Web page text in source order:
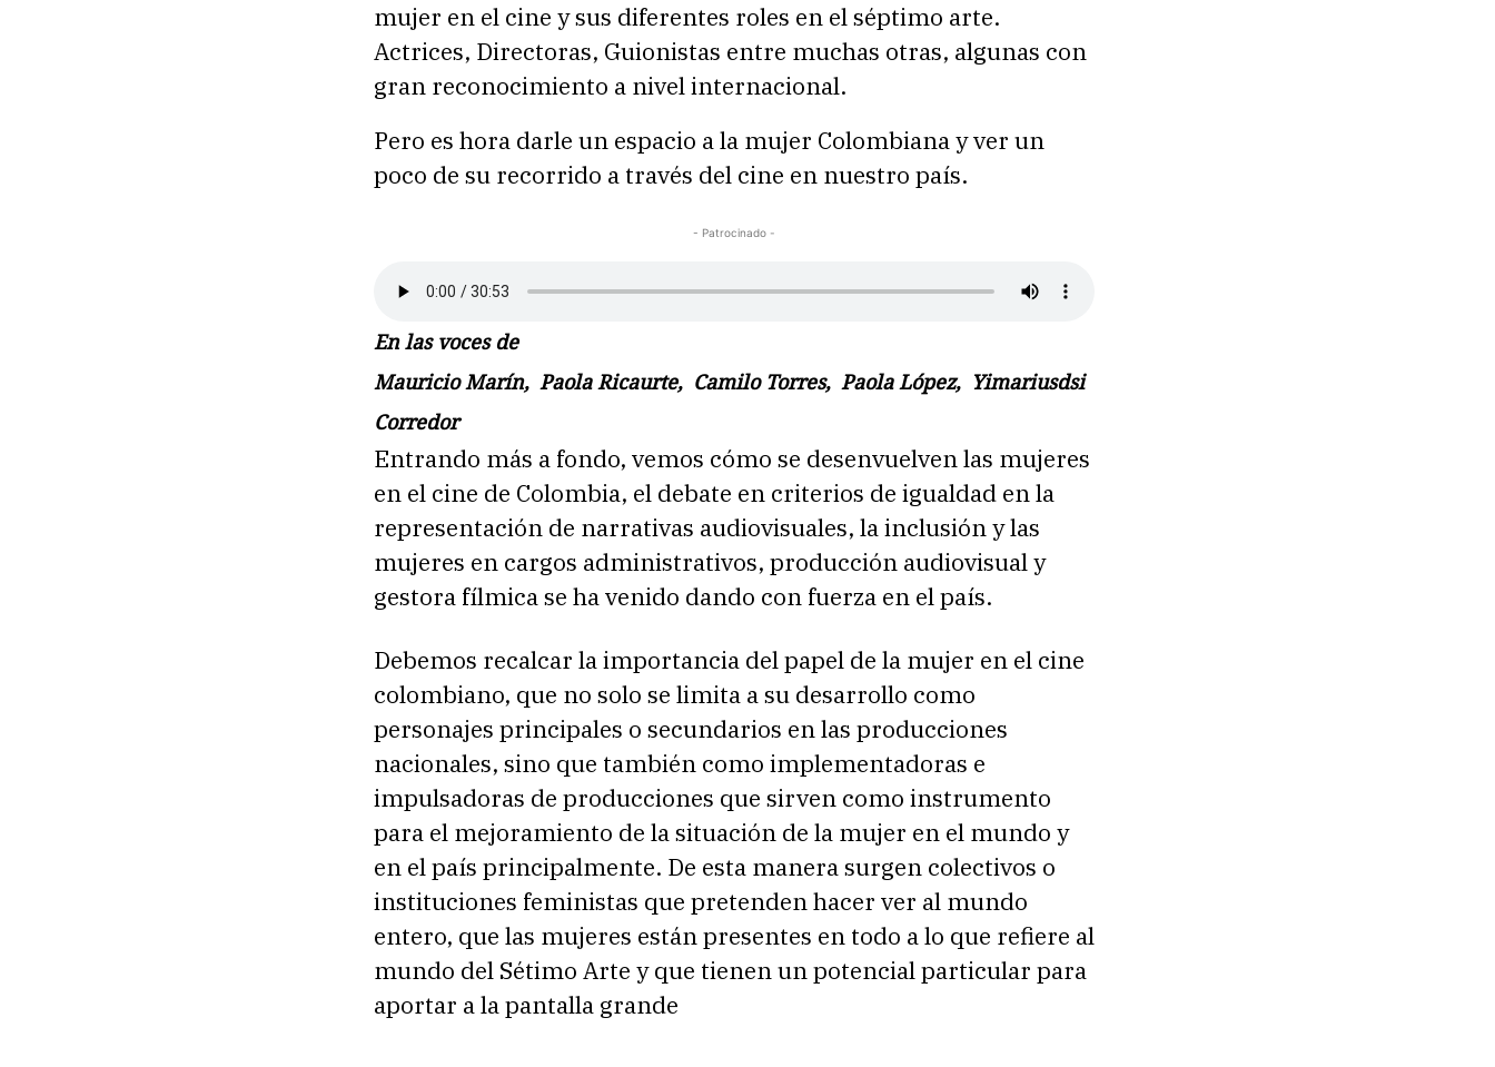
mujer en el cine y sus diferentes roles en el séptimo arte.
Actrices, Directoras, Guionistas entre muchas otras, algunas con
gran reconocimiento a nivel internacional.
Pero es hora darle un espacio a la mujer Colombiana y ver un
poco de su recorrido a través del cine en nuestro país.
- Patrocinado -
En las voces de
Mauricio Marín, Paola Ricaurte, Camilo Torres, Paola López, Yimariusdsi
Corredor
Entrando más a fondo, vemos cómo se desenvuelven las mujeres
en el cine de Colombia, el debate en criterios de igualdad en la
representación de narrativas audiovisuales, la inclusión y las
mujeres en cargos administrativos, producción audiovisual y
gestora fílmica se ha venido dando con fuerza en el país.
Debemos recalcar la importancia del papel de la mujer en el cine
colombiano, que no solo se limita a su desarrollo como
personajes principales o secundarios en las producciones
nacionales, sino que también como implementadoras e
impulsadoras de producciones que sirven como instrumento
para el mejoramiento de la situación de la mujer en el mundo y
en el país principalmente. De esta manera surgen colectivos o
instituciones feministas que pretenden hacer ver al mundo
entero, que las mujeres están presentes en todo a lo que refiere al
mundo del Sétimo Arte y que tienen un potencial particular para
aportar a la pantalla grande